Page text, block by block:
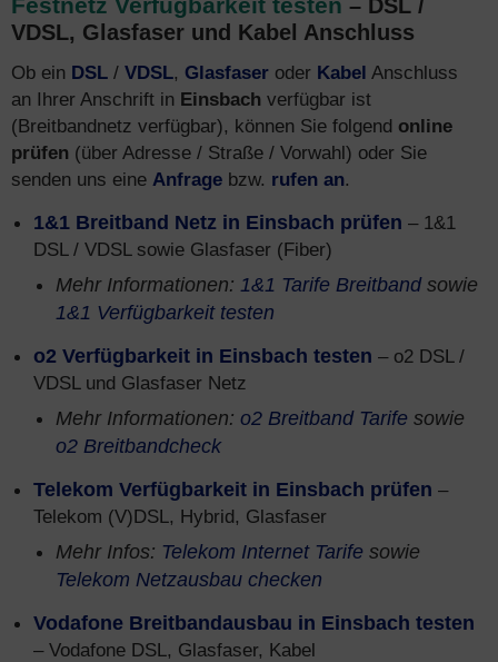
– DSL /
VDSL, Glasfaser und Kabel Anschluss
Ob ein DSL / VDSL, Glasfaser oder Kabel Anschluss
an Ihrer Anschrift in Einsbach verfügbar ist
(Breitbandnetz verfügbar), können Sie folgend online
prüfen (über Adresse / Straße / Vorwahl) oder Sie
senden uns eine Anfrage bzw. rufen an.
1&1 Breitband Netz in Einsbach prüfen – 1&1
DSL / VDSL sowie Glasfaser (Fiber)
Mehr Informationen: 1&1 Tarife Breitbandsowie
1&1 Verfügbarkeit testen
o2 Verfügbarkeit in Einsbach testen – o2 DSL /
VDSL und Glasfaser Netz
Mehr Informationen: o2 Breitband Tarife sowie
o2 Breitbandcheck
Telekom Verfügbarkeit in Einsbach prüfen –
Telekom (V)DSL, Hybrid, Glasfaser
Mehr Infos: Telekom Internet Tarife sowie
Telekom Netzausbau checken
Vodafone Breitbandausbau in Einsbach testen
– Vodafone DSL, Glasfaser, Kabel